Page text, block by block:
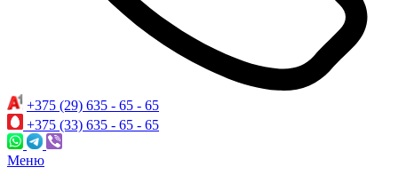
+375 (29) 635 - 65 - 65
+375 (33) 635 - 65 - 65
Меню